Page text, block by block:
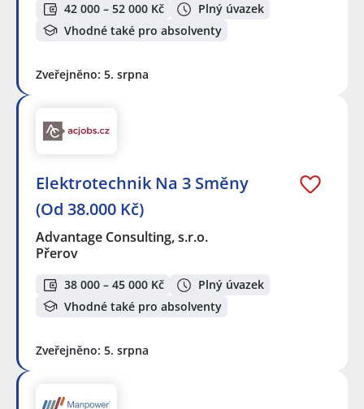
42 000 – 52 000 Kč
Plný úvazek
Vhodné také pro absolventy
Zveřejněno: 5. srpna
Elektrotechnik Na 3 Směny
(Od 38.000 Kč)
Advantage Consulting, s.r.o.
Přerov
38 000 – 45 000 Kč
Plný úvazek
Vhodné také pro absolventy
Zveřejněno: 5. srpna